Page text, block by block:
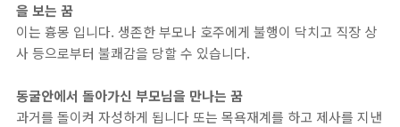
을 보는 꿈
이는 흉몽 입니다. 생존한 부모나 호주에게 불행이 닥치고 직장 상
사 등으로부터 불쾌감을 당할 수 있습니다.
동굴안에서 돌아가신 부모님을 만나는 꿈
과거를 돌이켜 자성하게 됩니다 또는 목욕재계를 하고 제사를 지낸